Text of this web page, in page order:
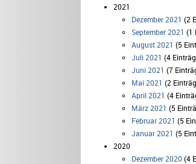
2021
Dezember 2021 (2
September 2021 (1
August 2021 (5
Juli 2021 (4
Juni 2021 (7
Mai 2021 (2
April 2021 (4
März 2021 (5
Februar 2021 (5
Januar 2021 (5
2020
Dezember 2020 (4